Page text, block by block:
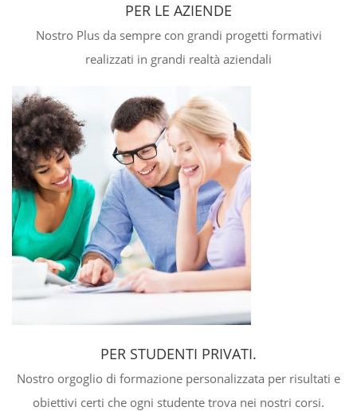
PER LE AZIENDE
Nostro Plus da sempre con grandi progetti formativi
realizzati in grandi realtà aziendali
PER STUDENTI PRIVATI.
Nostro orgoglio di formazione personalizzata per risultati e
obiettivi certi che ogni studente trova nei nostri corsi.